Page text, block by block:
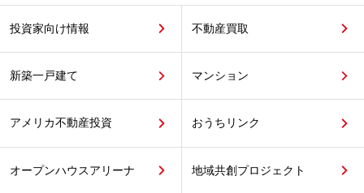
投資家向け情報 不動産買取
新築一戸建て マンション
アメリカ不動産投資 おうちリンク
オープンハウスアリーナ 地域共創プロジェクト